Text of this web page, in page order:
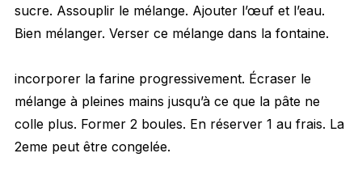
sucre. Assouplir le mélange. Ajouter l’œuf et l’eau.
Bien mélanger. Verser ce mélange dans la fontaine.
incorporer la farine progressivement. Écraser le
mélange à pleines mains jusqu’à ce que la pâte ne
colle plus. Former 2 boules. En réserver 1 au frais. La
2eme peut être congelée.